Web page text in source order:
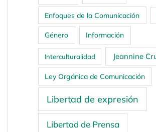
Enfoques de la Comunicación
Género Información
Interculturalidad Jeannine
Ley Orgánica de Comunicación
Libertad de expresión
Libertad de Prensa